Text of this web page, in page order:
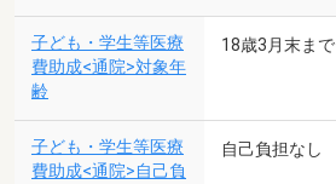
子ども・学生等医療
費助成<通院>対象年
齢
18歳3月末まで
子ども・学生等医療
費助成<通院>自己負
自己負担なし